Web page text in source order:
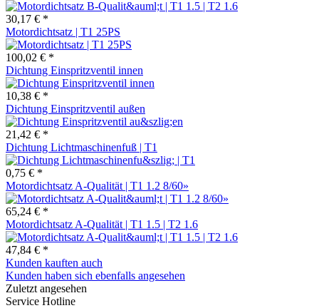
30,17 € *
Motordichtsatz | T1 25PS
100,02 € *
Dichtung Einspritzventil innen
10,38 € *
Dichtung Einspritzventil außen
21,42 € *
Dichtung Lichtmaschinenfuß | T1
0,75 € *
Motordichtsatz A-Qualität | T1 1.2 8/60»
65,24 € *
Motordichtsatz A-Qualität | T1 1.5 | T2 1.6
47,84 € *
Kunden kauften auch
Kunden haben sich ebenfalls angesehen
Zuletzt angesehen
Service Hotline